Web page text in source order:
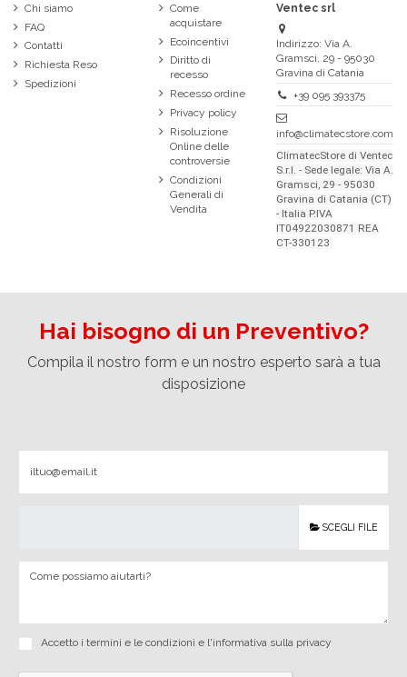
Chi siamo
FAQ
Contatti
Richiesta Reso
Spedizioni
Come
acquistare
Ecoincentivi
Diritto di
recesso
Recesso ordine
Privacy policy
Risoluzione
Online delle
controversie
Condizioni
Generali di
Vendita
Ventec srl
Indirizzo: Via A.
Gramsci, 29 - 95030
Gravina di Catania
+39 095 393375
info@climatecstore.com
ClimatecStore di Ventec
S.r.l. - Sede legale: Via A.
Gramsci, 29 - 95030
Gravina di Catania (CT)
- Italia P.IVA
IT04922030871 REA
CT-330123
Hai bisogno di un Preventivo?
Compila il nostro form e un nostro esperto sarà a tua
disposizione
SCEGLI FILE
Accetto i termini e le condizioni e l'informativa sulla privacy